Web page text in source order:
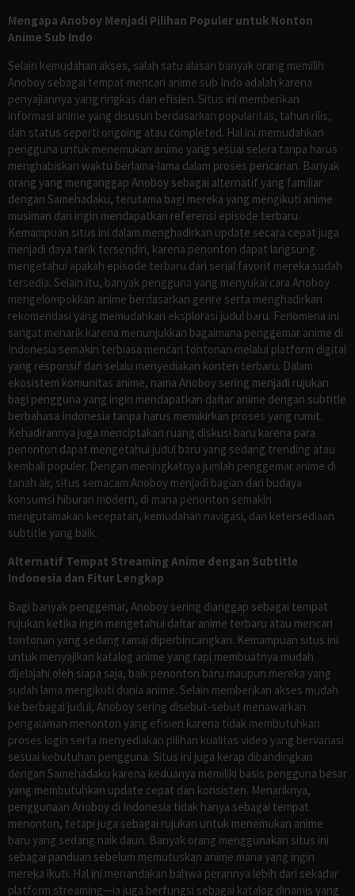
Mengapa Anoboy Menjadi Pilihan Populer untuk Nonton
Anime Sub Indo
Selain kemudahan akses, salah satu alasan banyak orang memilih
Anoboy sebagai tempat mencari anime sub Indo adalah karena
penyajiannya yang ringkas dan efisien. Situs ini memberikan
informasi anime yang disusun berdasarkan popularitas, tahun rilis,
dan status seperti ongoing atau completed. Hal ini memudahkan
pengguna untuk menemukan anime yang sesuai selera tanpa harus
menghabiskan waktu berlama-lama dalam proses pencarian. Banyak
orang yang menganggap Anoboy sebagai alternatif yang familiar
dengan Samehadaku, terutama bagi mereka yang mengikuti anime
musiman dan ingin mendapatkan referensi episode terbaru.
Kemampuan situs ini dalam menghadirkan update secara cepat juga
menjadi daya tarik tersendiri, karena penonton dapat langsung
mengetahui apakah episode terbaru dari serial favorit mereka sudah
tersedia. Selain itu, banyak pengguna yang menyukai cara Anoboy
mengelompokkan anime berdasarkan genre serta menghadirkan
rekomendasi yang memudahkan eksplorasi judul baru. Fenomena ini
sangat menarik karena menunjukkan bagaimana penggemar anime di
Indonesia semakin terbiasa mencari tontonan melalui platform digital
yang responsif dan selalu menyediakan konten terbaru. Dalam
ekosistem komunitas anime, nama Anoboy sering menjadi rujukan
bagi pengguna yang ingin mendapatkan daftar anime dengan subtitle
berbahasa Indonesia tanpa harus memikirkan proses yang rumit.
Kehadirannya juga menciptakan ruang diskusi baru karena para
penonton dapat mengetahui judul baru yang sedang trending atau
kembali populer. Dengan meningkatnya jumlah penggemar anime di
tanah air, situs semacam Anoboy menjadi bagian dari budaya
konsumsi hiburan modern, di mana penonton semakin
mengutamakan kecepatan, kemudahan navigasi, dan ketersediaan
subtitle yang baik.
Alternatif Tempat Streaming Anime dengan Subtitle
Indonesia dan Fitur Lengkap
Bagi banyak penggemar, Anoboy sering dianggap sebagai tempat
rujukan ketika ingin mengetahui daftar anime terbaru atau mencari
tontonan yang sedang ramai diperbincangkan. Kemampuan situs ini
untuk menyajikan katalog anime yang rapi membuatnya mudah
dijelajahi oleh siapa saja, baik penonton baru maupun mereka yang
sudah lama mengikuti dunia anime. Selain memberikan akses mudah
ke berbagai judul, Anoboy sering disebut-sebut menawarkan
pengalaman menonton yang efisien karena tidak membutuhkan
proses login serta menyediakan pilihan kualitas video yang bervariasi
sesuai kebutuhan pengguna. Situs ini juga kerap dibandingkan
dengan Samehadaku karena keduanya memiliki basis pengguna besar
yang membutuhkan update cepat dan konsisten. Menariknya,
penggunaan Anoboy di Indonesia tidak hanya sebagai tempat
menonton, tetapi juga sebagai rujukan untuk menemukan anime
baru yang sedang naik daun. Banyak orang menggunakan situs ini
sebagai panduan sebelum memutuskan anime mana yang ingin
mereka ikuti. Hal ini menandakan bahwa perannya lebih dari sekadar
platform streaming—ia juga berfungsi sebagai katalog dinamis yang